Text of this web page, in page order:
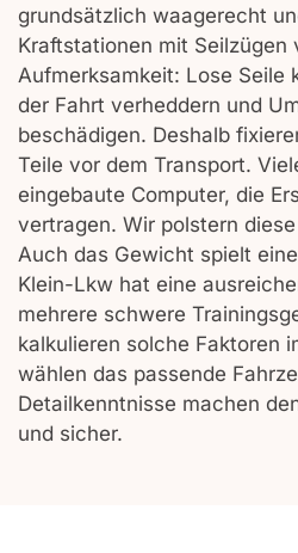
grundsätzlich waagerecht
Kraftstationen mit Seilzügen
Aufmerksamkeit: Lose Seile
der Fahrt verheddern und
beschädigen. Deshalb
Teile vor dem Transport.
eingebaute Computer, die
vertragen. Wir polstern
Auch das Gewicht spielt
Klein-Lkw hat eine
mehrere schwere
kalkulieren solche Faktoren
wählen das passende
Detailkenntnisse machen
und sicher.